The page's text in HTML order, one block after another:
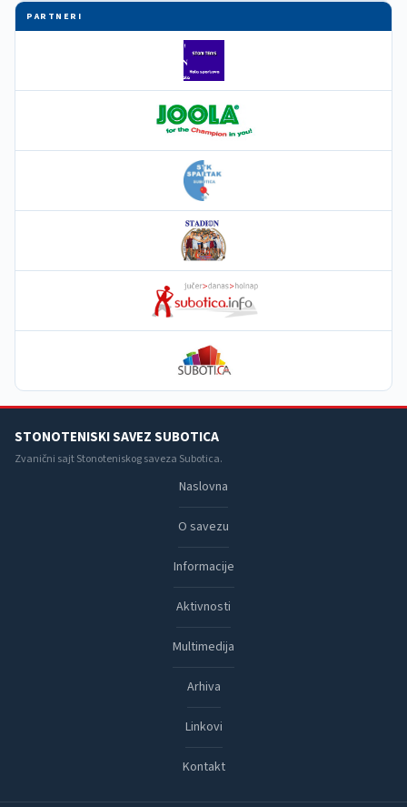
PARTNERI
STONOTENISKI SAVEZ SUBOTICA
Zvanični sajt Stonoteniskog saveza Subotica.
Naslovna
O savezu
Informacije
Aktivnosti
Multimedija
Arhiva
Linkovi
Kontakt